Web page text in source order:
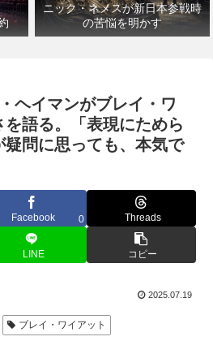
ニック・ネメスが新日本参戦時
の苦悩を明かす
ヘイマンがブレイ・ワ
語る。「表現にためら
疑問に思っても、本気で
Facebook 0 Threads
LINE コピー
2025.07.19
ブレイ・ワイアット